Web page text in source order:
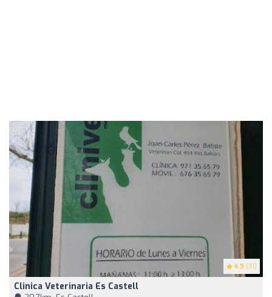
4.9 (31)
Clinica Veterinaria Es Castell